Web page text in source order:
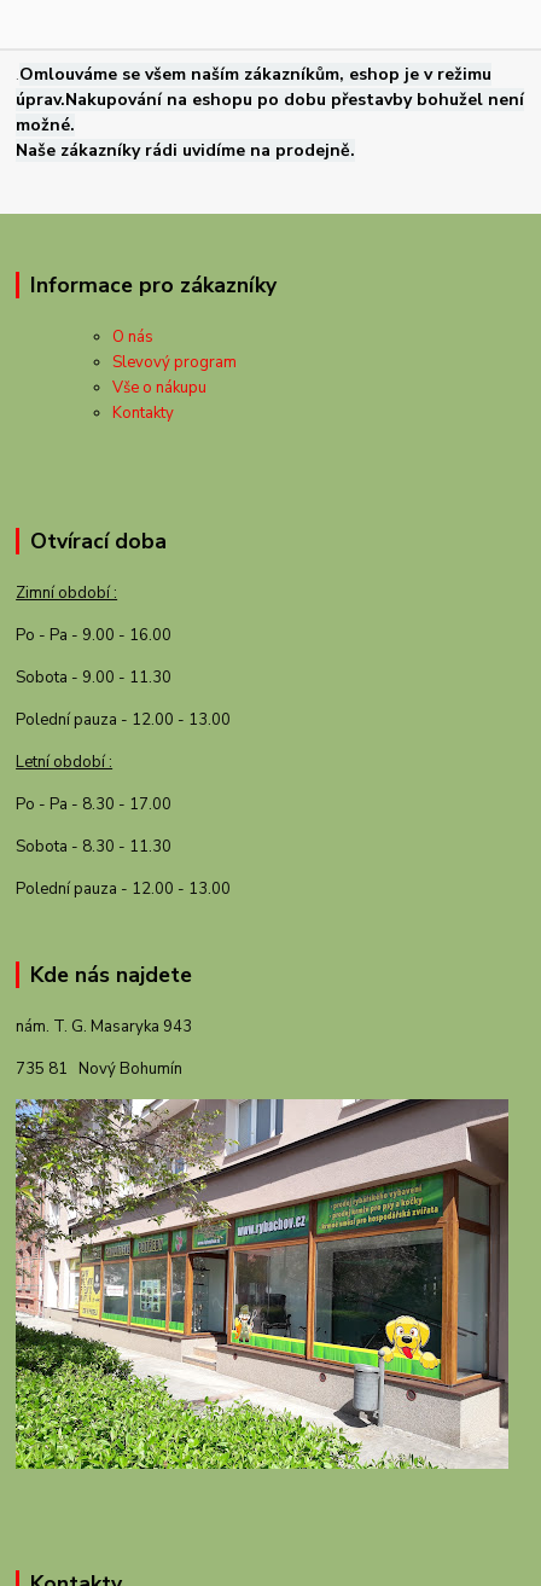
.Omlouváme se všem naším zákazníkům, eshop je v režimu
úprav.Nakupování na eshopu po dobu přestavby bohužel není
možné.
Naše zákazníky rádi uvidíme na prodejně.
Informace pro zákazníky
O nás
Slevový program
Vše o nákupu
Kontakty
Otvírací doba
Zimní období :
Po - Pa - 9.00 - 16.00
Sobota - 9.00 - 11.30
Polední pauza - 12.00 - 13.00
Letní období :
Po - Pa - 8.30 - 17.00
Sobota - 8.30 - 11.30
Polední pauza - 12.00 - 13.00
Kde nás najdete
nám. T. G. Masaryka 943
735 81 Nový Bohumín